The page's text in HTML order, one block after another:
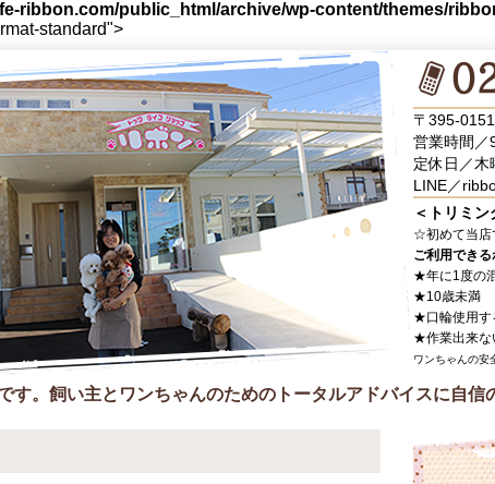
ribbon.com/public_html/archive/wp-content/themes/
standard">
〒395-
営業時間／
定休日／木
LINE／
＜トリミン
☆初めて当
ご利用でき
★年に1度の
★10歳未満
★口輪使用す
★作業出来な
ワンちゃんの安
す。飼い主とワンちゃんのためのトータルアドバイスに自信